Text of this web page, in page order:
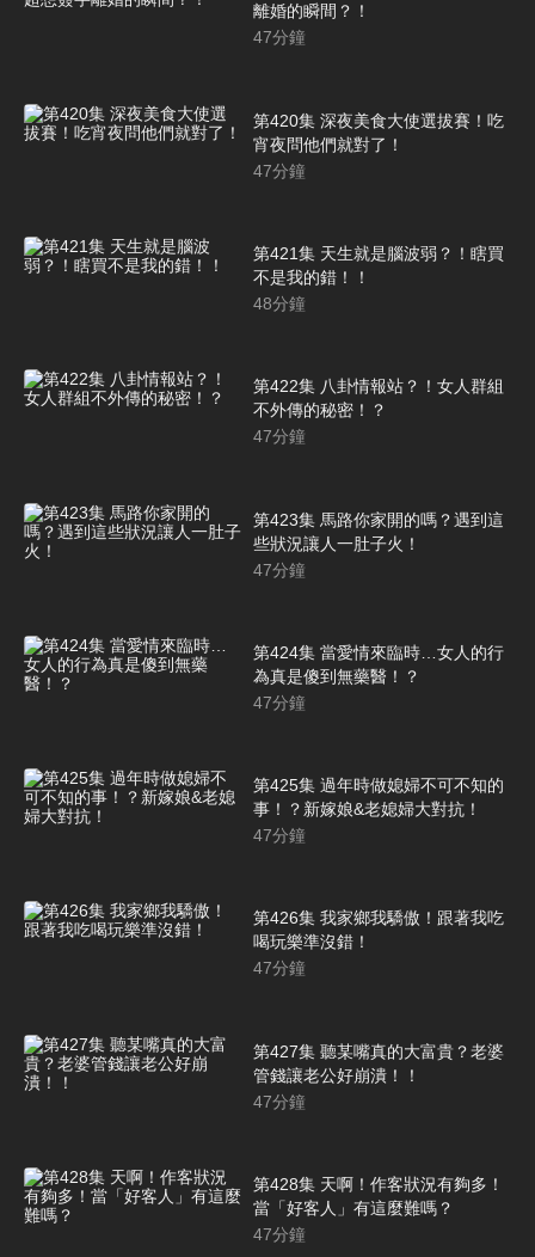
離婚的瞬間？！
47分鐘
第420集 深夜美食大使選拔賽！吃
宵夜問他們就對了！
47分鐘
第421集 天生就是腦波弱？！瞎買
不是我的錯！！
48分鐘
第422集 八卦情報站？！女人群組
不外傳的秘密！？
47分鐘
第423集 馬路你家開的嗎？遇到這
些狀況讓人一肚子火！
47分鐘
第424集 當愛情來臨時…女人的行
為真是傻到無藥醫！？
47分鐘
第425集 過年時做媳婦不可不知的
事！？新嫁娘&老媳婦大對抗！
47分鐘
第426集 我家鄉我驕傲！跟著我吃
喝玩樂準沒錯！
47分鐘
第427集 聽某嘴真的大富貴？老婆
管錢讓老公好崩潰！！
47分鐘
第428集 天啊！作客狀況有夠多！
當「好客人」有這麼難嗎？
47分鐘